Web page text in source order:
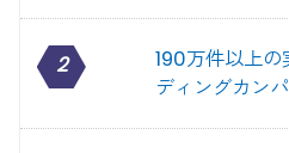
2
190万件以上
ディングカン